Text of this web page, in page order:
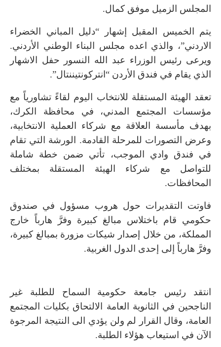
المجلس الزميل موفق كمال.
يتم الخميس المقبل إشهار “دليل المباني الخضراء
الاردني”، والذي اعده مجلس البناء الوطني الأردني.
ويرعى رئيس الوزراء عبد الله النسور حفل الاشهار
الذي يقام في فندق الأردن “انتركونتيننتال”.
تعقد الهيئة المستقلة للانتخاب اليوم لقاءً تشاورياً مع
مؤسسات المجتمع المدني، في محافظة الكرك،
بهدف مأسسة العلاقة مع شركاء العملية الانتخابية،
وعرض التصورات للمرحلة القادمة. الورشة التي تقام
في فندق وادي الموجب، تأتي ضمن خطة شاملة
للتواصل مع شركاء الهيئة المستقلة بمختلف
المحافظات.
فاوتت التقديرات حول هروب مسؤول في صندوق
حكومي قام باختلاس مبالغ كبيرة وفرَّ هارباً خارج
المملكة، من خلال إصدار شيكات مزورة بمبالغ كبيرة،
وفرَّ هارباً إلى إحدى الدول الغربية.
انتقد رئيس جامعة حكومية السماح للطلبة غير
الناجحين في الثانوية العامة الالتحاق بكليات المجتمع
العامة، وقال القرار لم ولن يؤدي الى النتيجة المرجوة
الآن في استيعاب هؤلاء الطلبة.